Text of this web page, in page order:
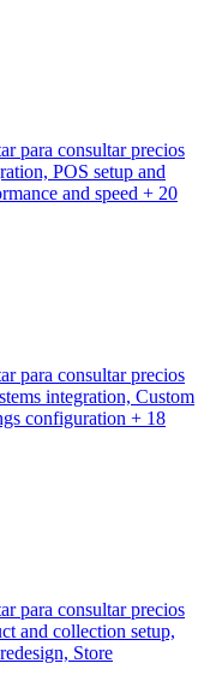
para consultar precios
POS setup and
and speed + 20
para consultar precios
integration, Custom
configuration + 18
para consultar precios
and collection setup,
Store